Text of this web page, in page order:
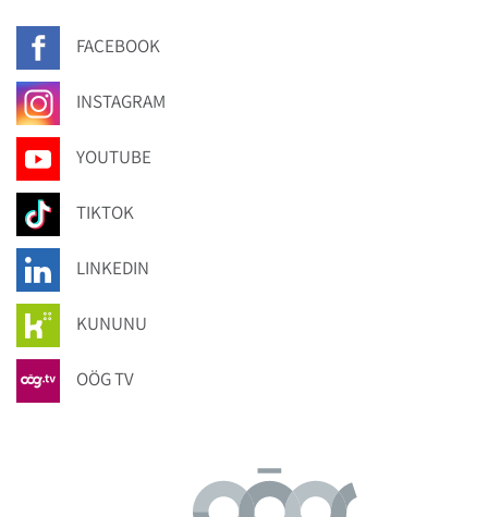
FACEBOOK
INSTAGRAM
YOUTUBE
TIKTOK
LINKEDIN
KUNUNU
OÖG TV